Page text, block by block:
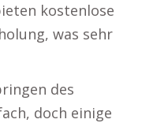
kostenlose
was sehr
des
doch einige